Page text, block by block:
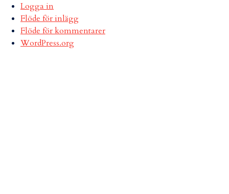
Logga in
Flöde för inlägg
Flöde för kommentarer
WordPress.org